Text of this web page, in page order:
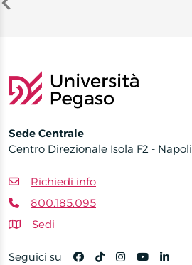
Item
Sede Centrale
Centro Direzionale Isola F2 - Napoli
Richiedi info
800.185.095
Sedi
Seguici su